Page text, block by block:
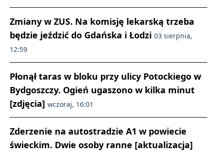
Zmiany w ZUS. Na komisję lekarską trzeba
będzie jeździć do Gdańska i Łodzi 03 sierpnia,
12:59
Płonął taras w bloku przy ulicy Potockiego w
Bydgoszczy. Ogień ugaszono w kilka minut
[zdjęcia] wczoraj, 16:01
Zderzenie na autostradzie A1 w powiecie
świeckim. Dwie osoby ranne [aktualizacja]